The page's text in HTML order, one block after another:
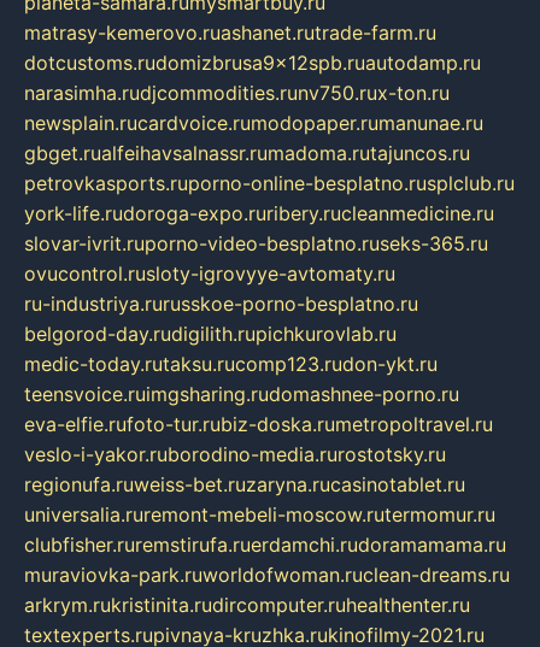
matrasy-kemerovo.ruashanet.rutrade-farm.ru
dotcustoms.rudomizbrusa9x12spb.ruautodamp.ru
narasimha.rudjcommodities.runv750.rux-ton.ru
newsplain.rucardvoice.rumodopaper.rumanunae.ru
gbget.rualfeihavsalnassr.rumadoma.rutajuncos.ru
petrovkasports.ruporno-online-besplatno.rusplclub.ru
york-life.rudoroga-expo.ruribery.rucleanmedicine.ru
slovar-ivrit.ruporno-video-besplatno.ruseks-365.ru
ovucontrol.rusloty-igrovyye-avtomaty.ru
ru-industriya.rurusskoe-porno-besplatno.ru
belgorod-day.rudigilith.rupichkurovlab.ru
medic-today.rutaksu.rucomp123.rudon-ykt.ru
teensvoice.ruimgsharing.rudomashnee-porno.ru
eva-elfie.rufoto-tur.rubiz-doska.rumetropoltravel.ru
veslo-i-yakor.ruborodino-media.rurostotsky.ru
regionufa.ruweiss-bet.ruzaryna.rucasinotablet.ru
universalia.ruremont-mebeli-moscow.rutermomur.ru
clubfisher.ruremstirufa.ruerdamchi.rudoramamama.ru
muraviovka-park.ruworldofwoman.ruclean-dreams.ru
arkrym.rukristinita.rudircomputer.ruhealthenter.ru
textexperts.rupivnaya-kruzhka.rukinofilmy-2021.ru